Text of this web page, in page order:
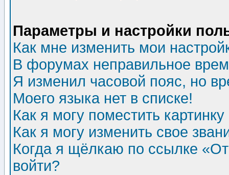
Параметры и настройки
Как мне изменить мои
В форумах неправильное
Я изменил часовой пояс, но
Моего языка нет в списке!
Как я могу поместить
Как я могу изменить свое
Когда я щёлкаю по ссылке
войти?